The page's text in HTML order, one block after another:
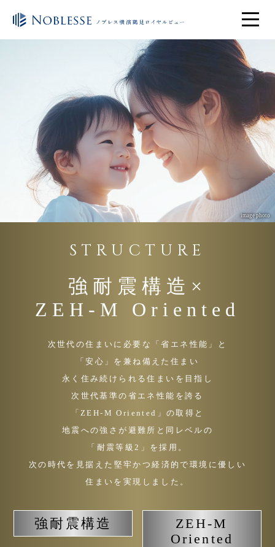
image photo
STRUCTURE
強耐震構造×
ZEH-M Oriented
次世代の住まいに必要な「省エネ性能」と
「安心」を兼ね備えた住まい
永く住み続けられる住まいを目指し
次世代基準の省エネ性能を誇る
「ZEH-M Oriented」の取得と
地震への強さが避難所と同レベルの
「耐震等級2」を採用。
次の時代を見据えた 堅牢かつ経済的で環境に優しい
住まいを実現しました。
強耐震構造
ZEH-M
Oriented